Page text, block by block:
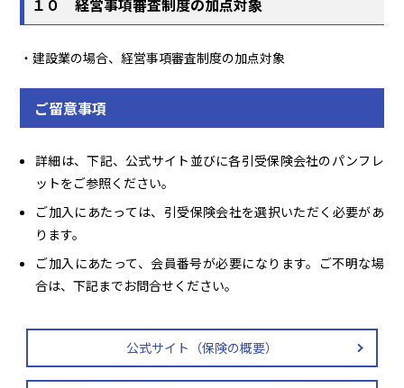
１０ 経営事項審査制度の加点対象
・建設業の場合、経営事項審査制度の加点対象
ご留意事項
詳細は、下記、公式サイト並びに各引受保険会社のパンフレ
ットをご参照ください。
ご加入にあたっては、引受保険会社を選択いただく必要があ
ります。
ご加入にあたって、会員番号が必要になります。ご不明な場
合は、下記までお問合せください。
公式サイト（保険の概要）